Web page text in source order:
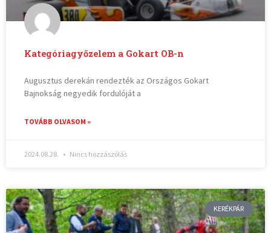
Kategóriagyőzelem a Gokart OB-n
Augusztus derekán rendezték az Országos Gokart
Bajnokság negyedik fordulóját a
TOVÁBB OLVASOM »
2024.08.28. Nincs hozzászólás
KERÉKPÁR